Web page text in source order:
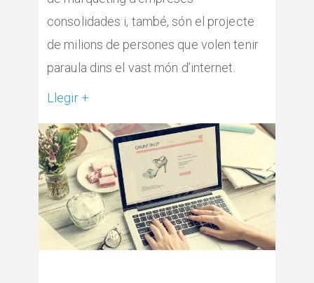
consolidades i, també, són el projecte
de milions de persones que volen tenir
paraula dins el vast món d’internet.
Llegir +